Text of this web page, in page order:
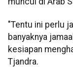
"Tentu ini perlu
banyaknya
kesiapan
Tjandra.